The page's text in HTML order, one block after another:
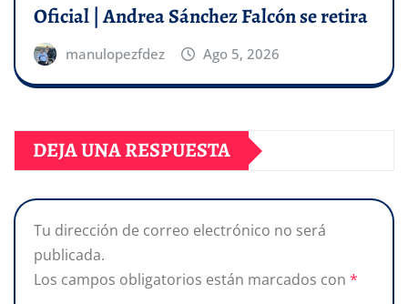
Oficial | Andrea Sánchez Falcón se retira
manulopezfdez Ago 5, 2026
DEJA UNA RESPUESTA
Tu dirección de correo electrónico no será
publicada.
Los campos obligatorios están marcados con *